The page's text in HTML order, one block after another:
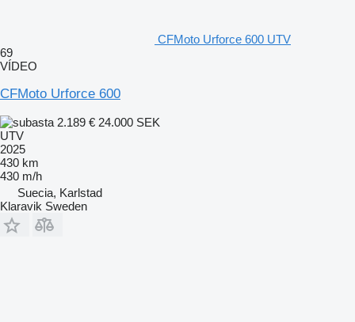
CFMoto Urforce 600 UTV
69
VÍDEO
CFMoto Urforce 600
2.189 € 24.000 SEK
UTV
2025
430 km
430 m/h
Suecia, Karlstad
Klaravik Sweden